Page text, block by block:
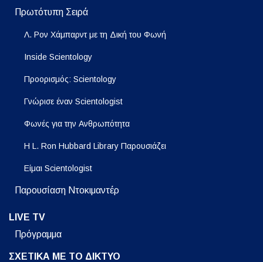
Πρωτότυπη Σειρά
Λ. Ρον Χάμπαρντ με τη Δική του Φωνή
Inside Scientology
Προορισμός: Scientology
Γνώρισε έναν Scientologist
Φωνές για την Ανθρωπότητα
Η L. Ron Hubbard Library Παρουσιάζει
Είμαι Scientologist
Παρουσίαση Ντοκιμαντέρ
LIVE TV
Πρόγραμμα
ΣΧΕΤΙΚΑ ΜΕ ΤΟ ΔΙΚΤΥΟ